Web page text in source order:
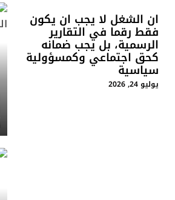
ان الشغل لا يجب ان يكون
فقط رقما في التقارير
الرسمية، بل يجب ضمانه
كحق اجتماعي وكمسؤولية
سياسية
يوليو 24, 2026